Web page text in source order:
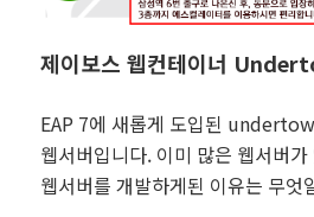
제이보스 웹컨테이너
EAP 7에 새롭게 도입된
웹서버입니다. 이미 많은 웹서버
웹서버를 개발하게된 이유는 무엇